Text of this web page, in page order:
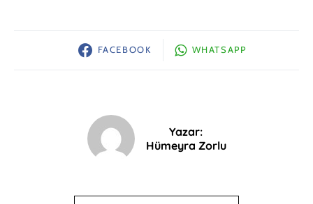
FACEBOOK WHATSAPP
Yazar:
Hümeyra Zorlu